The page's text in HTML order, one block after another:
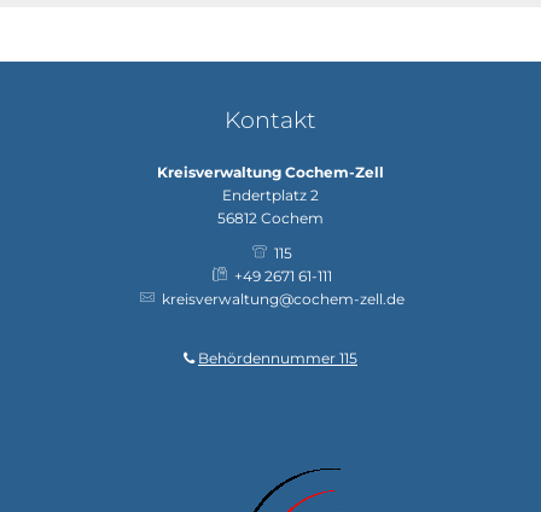
Kontakt
Kreisverwaltung Cochem-Zell
Endertplatz 2
56812 Cochem
115
+49 2671 61-111
kreisverwaltung@cochem-zell.de
Behördennummer 115